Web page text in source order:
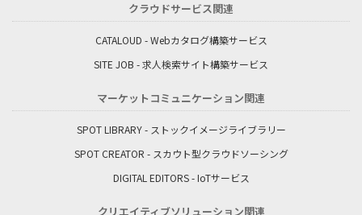
クラウドサービス関連
CATALOUD - Webカタログ構築サービス
SITE JOB - 求人検索サイト構築サービス
マーケットコミュニケーション関連
SPOT LIBRARY - ストックイメージライブラリー
SPOT CREATOR - スカウト型クラウドソーシング
DIGITAL EDITORS - IoTサービス
クリエイティブソリューション関連